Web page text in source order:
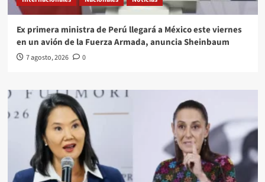
Ex primera ministra de Perú llegará a México este viernes
en un avión de la Fuerza Armada, anuncia Sheinbaum
7 agosto, 2026 0